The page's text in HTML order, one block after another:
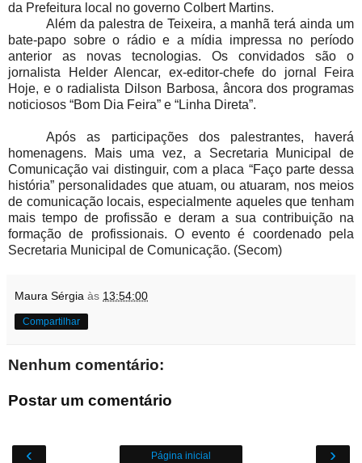
da Prefeitura local no governo Colbert Martins.
Além da palestra de Teixeira, a manhã terá ainda um
bate-papo sobre o rádio e a mídia impressa no período
anterior as novas tecnologias. Os convidados são o
jornalista Helder Alencar, ex-editor-chefe do jornal Feira
Hoje, e o radialista Dilson Barbosa, âncora dos programas
noticiosos “Bom Dia Feira” e “Linha Direta”.
Após as participações dos palestrantes, haverá
homenagens. Mais uma vez, a Secretaria Municipal de
Comunicação vai distinguir, com a placa “Faço parte dessa
história” personalidades que atuam, ou atuaram, nos meios
de comunicação locais, especialmente aqueles que tenham
mais tempo de profissão e deram a sua contribuição na
formação de profissionais. O evento é coordenado pela
Secretaria Municipal de Comunicação. (Secom)
Maura Sérgia às 13:54:00
Compartilhar
Nenhum comentário:
Postar um comentário
‹ ›
Página inicial